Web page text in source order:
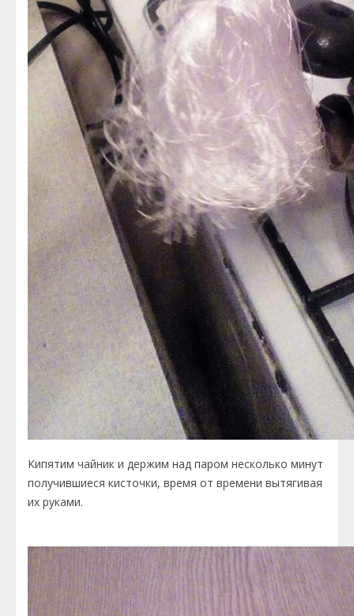
Кипятим чайник и держим над паром несколько минут
получившиеся кисточки, время от времени вытягивая
их руками.